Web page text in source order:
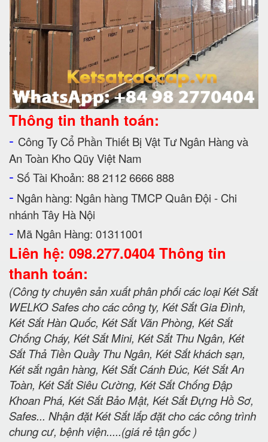
Thông tin thanh toán:
- Công Ty Cổ Phần Thiết Bị Vật Tư Ngân Hàng và
An Toàn Kho Qũy Việt Nam
- Số Tài Khoản: 88 2112 6666 888
- Ngân hàng: Ngân hàng TMCP Quân Đội - Chi
nhánh Tây Hà Nội
- Mã Ngân Hàng: 01311001
Liên hệ: 098.277.0404 Thông tin
thanh toán:
(Công ty chuyên sản xuất phân phối các loại Két Sắt
WELKO Safes cho các công ty, Két Sắt Gia Đình,
Két Sắt Hàn Quốc, Két Sắt Văn Phòng, Két Sắt
Chống Cháy, Két Sắt Mini, Két Sắt Thu Ngân, Két
Sắt Thả Tiền Quầy Thu Ngân, Két Sắt khách sạn,
Két sắt ngân hàng, Két Sắt Cánh Đúc, Két Sắt An
Toàn, Két Sắt Siêu Cường, Két Sắt Chống Đập
Khoan Phá, Két Sắt Bảo Mật, Két Sắt Đựng Hồ Sơ,
Safes... Nhận đặt Két Sắt lắp đặt cho các công trình
chung cư, bệnh viện.....(giá rẻ tận gốc )